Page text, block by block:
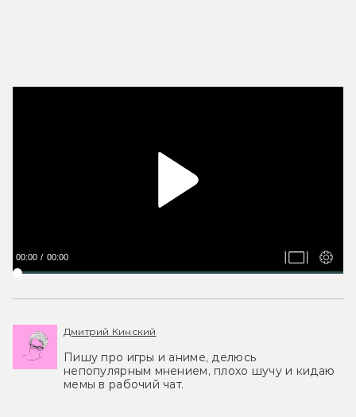
00:00 00:00
Дмитрий Кинский
Пишу про игры и аниме, делюсь
непопулярным мнением, плохо шучу и кидаю
мемы в рабочий чат.